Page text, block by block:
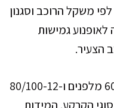
משקל הרוכב וסגנון
לאופנוע גמישות
הצעיר.
שילוב הצמיגים במידות 60/100-14 מלפנים ו-80/100-12